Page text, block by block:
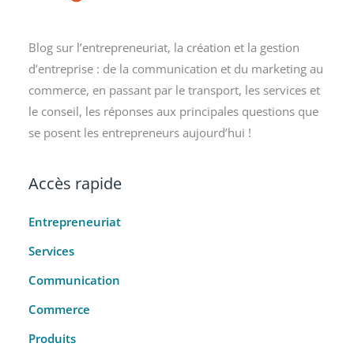
Blog sur l’entrepreneuriat, la création et la gestion
d’entreprise : de la communication et du marketing au
commerce, en passant par le transport, les services et
le conseil, les réponses aux principales questions que
se posent les entrepreneurs aujourd’hui !
Accès rapide
Entrepreneuriat
Services
Communication
Commerce
Produits